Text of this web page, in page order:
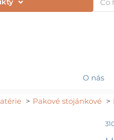
O nás
Pakové stojánkové